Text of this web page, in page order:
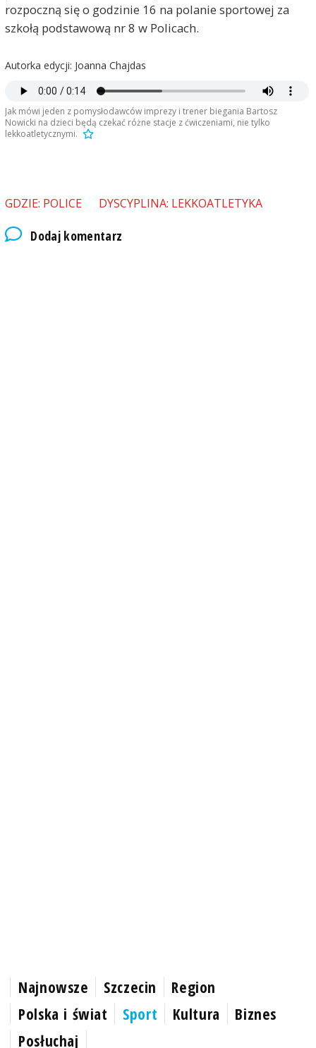
rozpoczną się o godzinie 16 na polanie sportowej za
szkołą podstawową nr 8 w Policach.
Autorka edycji: Joanna Chajdas
Jak mówi jeden z pomysłodawców imprezy i trener biegania Bartosz
Nowicki na dzieci będą czekać różne stacje z ćwiczeniami, nie tylko
lekkoatletycznymi.
GDZIE: POLICE DYSCYPLINA: LEKKOATLETYKA
Dodaj komentarz
Najnowsze Szczecin
Region
Polska i świat
Sport Kultura
Biznes
Posłuchaj